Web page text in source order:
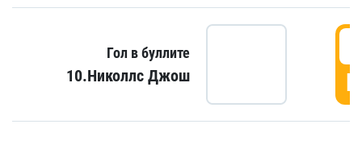
Гол в буллите
10.Николлс Джош